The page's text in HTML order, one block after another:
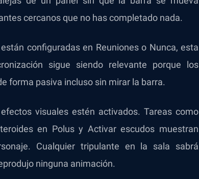
cercanos que no has completado nada.
configuradas en Reuniones o Nunca, esta
sigue siendo relevante porque los
forma pasiva incluso sin mirar la barra.
visuales estén activados. Tareas como
en Polus y Activar escudos muestran
Cualquier tripulante en la sala sabrá
ninguna animación.